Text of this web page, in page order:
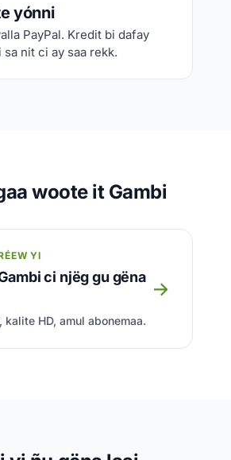
yónni
PayPal. Kredit bi dafay
sa nit ci ay saa rekk.
woote it Gambi
YI
ci njëg gu gëna
kalite HD, amul abonemaa.
→